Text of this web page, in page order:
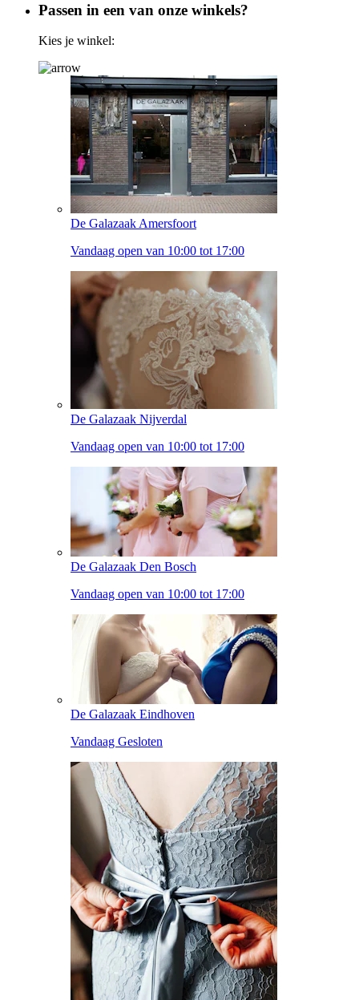
Passen in een van onze winkels?
Kies je winkel:
De Galazaak Amersfoort
Vandaag open van 10:00 tot 17:00
De Galazaak Nijverdal
Vandaag open van 10:00 tot 17:00
De Galazaak Den Bosch
Vandaag open van 10:00 tot 17:00
De Galazaak Eindhoven
Vandaag Gesloten